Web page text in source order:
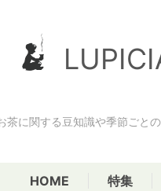
茶に関する豆知識や季節ごと
HOME 特集